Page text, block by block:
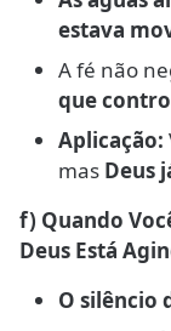
estava
A fé não
que
Aplicação:
mas Deus
f) Quando
Deus Está
O silêncio